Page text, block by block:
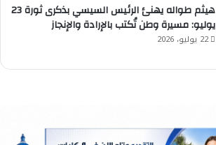
هيثم طواله يهنئ الرئيس السيسي بذكرى ثورة 23
يوليو: مسيرة وطن تُكتب بالإرادة والإنجاز
22 يوليو، 2026